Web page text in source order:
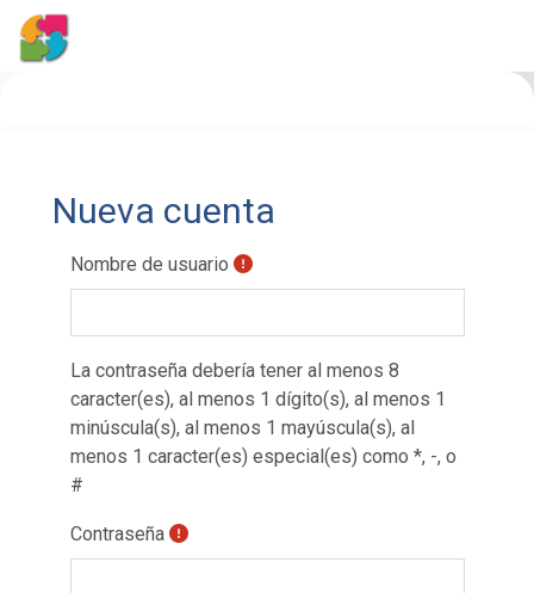
Nueva cuenta
Nombre de usuario
La contraseña debería tener al menos 8
caracter(es), al menos 1 dígito(s), al menos 1
minúscula(s), al menos 1 mayúscula(s), al
menos 1 caracter(es) especial(es) como *, -, o
#
Contraseña